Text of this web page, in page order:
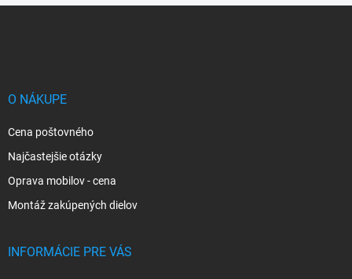
O NÁKUPE
Cena poštovného
Najčastejšie otázky
Oprava mobilov - cena
Montáž zakúpených dielov
INFORMÁCIE PRE VÁS